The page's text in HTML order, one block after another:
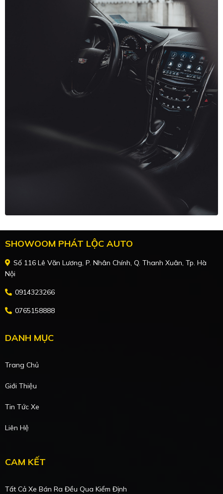
SHOWOOM PHÁT LỘC AUTO
Số 116 Lê Văn Lương, P. Nhân Chính, Q. Thanh Xuân, Tp. Hà
Nội
0914323266
0765158888
DANH MỤC
Trang Chủ
Giới Thiệu
Tin Tức Xe
Liên Hệ
CAM KẾT
Tất Cả Xe Bán Ra Đều Qua Kiểm Định